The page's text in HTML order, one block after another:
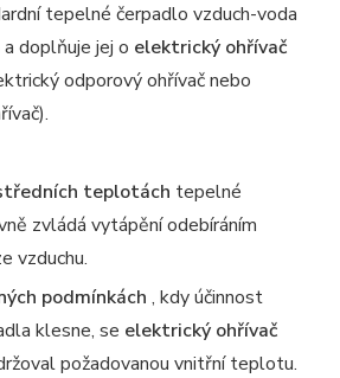
tepelné čerpadlo vzduch-voda
doplňuje jej o elektrický ohřívač
odporový ohřívač nebo
teplotách tepelné
zvládá vytápění odebíráním
vzduchu.
podmínkách , kdy účinnost
klesne, se elektrický ohřívač
požadovanou vnitřní teplotu.